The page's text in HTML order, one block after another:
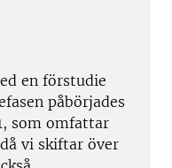
en förstudie
påbörjades
som omfattar
vi skiftar över